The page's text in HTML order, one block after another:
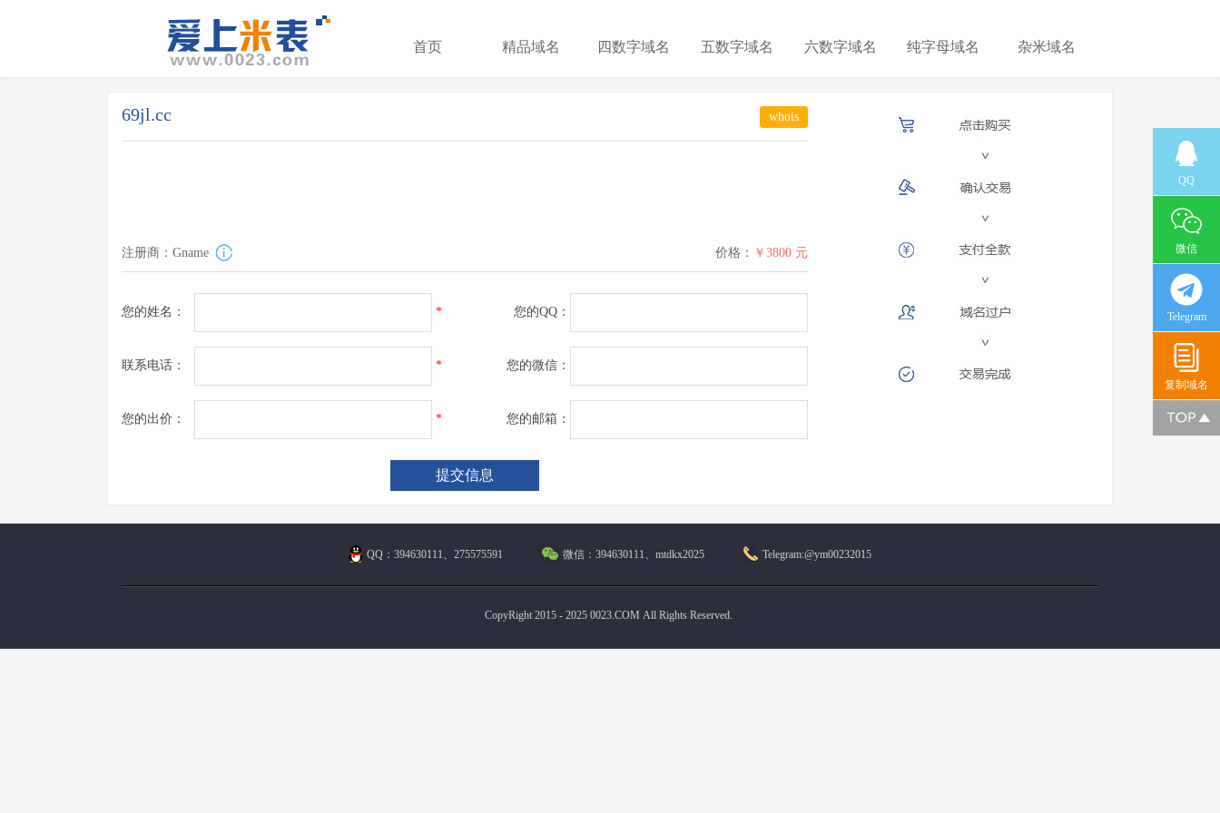
首页 精品域名 四数字域名 五数字域名 六数字域名 纯字母域名 杂米域名
69jl.cc whois
注册商：Gname 价格： ￥3800 元
您的姓名： * 您的QQ：
联系电话： * 您的微信：
您的出价： * 您的邮箱：
QQ：394630111、275575591 微信：394630111、mtdkx2025 Telegram:@ym00232015
CopyRight 2015 - 2025 0023.COM All Rights Reserved.
QQ
微信
Telegram
复制域名